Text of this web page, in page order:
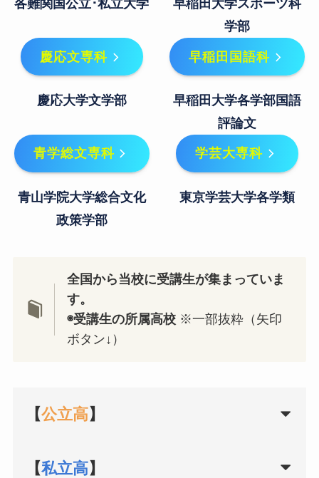
各難関国公立･私立大学
早稲田大学スポーツ科
学部
慶応文専科
慶応大学文学部
早稲田国語科
早稲田大学各学部国語
評論文
青学総文専科
青山学院大学総合文化
政策学部
学芸大専科
東京学芸大学各学類
全国から当校に受講生が集まっていま
す。
◉受講生の所属高校 ※一部抜粋（矢印
ボタン↓）
【公立高】
【私立高】